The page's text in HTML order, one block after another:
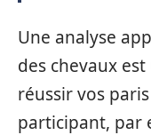
Une analyse
des chevaux
réussir vos
participant, par